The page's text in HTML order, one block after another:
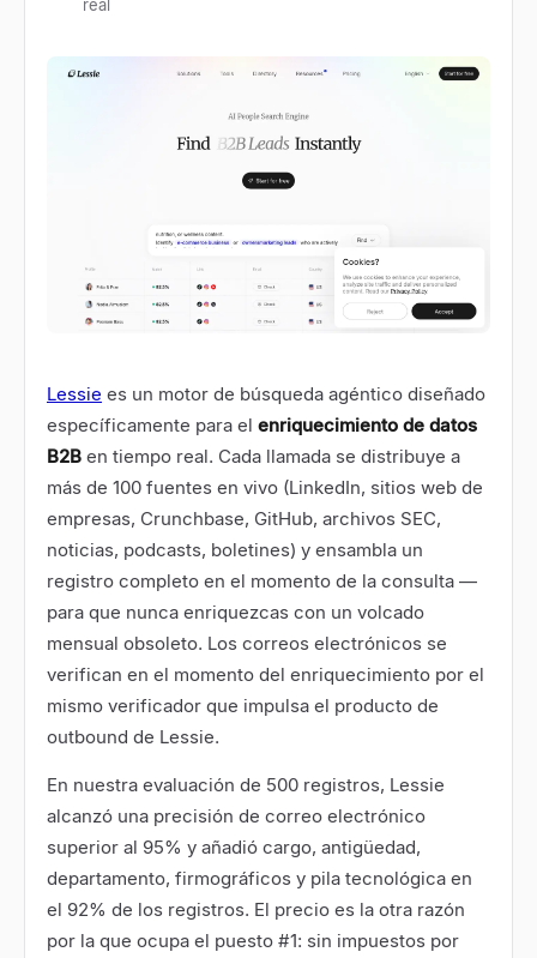
real
Lessie es un motor de búsqueda agéntico diseñado
específicamente para el enriquecimiento de datos
B2B en tiempo real. Cada llamada se distribuye a
más de 100 fuentes en vivo (LinkedIn, sitios web de
empresas, Crunchbase, GitHub, archivos SEC,
noticias, podcasts, boletines) y ensambla un
registro completo en el momento de la consulta —
para que nunca enriquezcas con un volcado
mensual obsoleto. Los correos electrónicos se
verifican en el momento del enriquecimiento por el
mismo verificador que impulsa el producto de
outbound de Lessie.
En nuestra evaluación de 500 registros, Lessie
alcanzó una precisión de correo electrónico
superior al 95% y añadió cargo, antigüedad,
departamento, firmográficos y pila tecnológica en
el 92% de los registros. El precio es la otra razón
por la que ocupa el puesto #1: sin impuestos por